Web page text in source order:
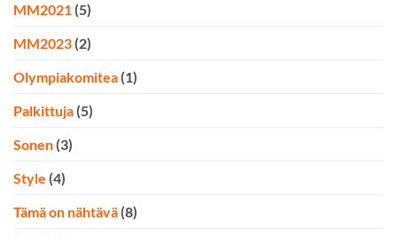
MM2021 (5)
MM2023 (2)
Olympiakomitea (1)
Palkittuja (5)
Sonen (3)
Style (4)
Tämä on nähtävä (8)